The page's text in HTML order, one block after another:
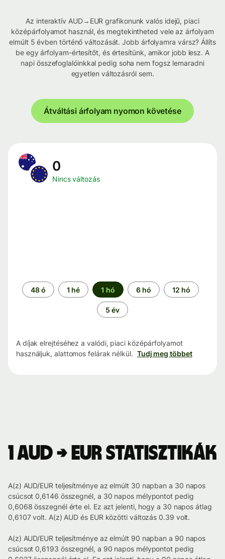
Az interaktív AUD→EUR grafikonunk valós idejű, piaci
középárfolyamot használ, és megtekintheted vele az árfolyam
elmúlt 5 évben történő változását. Jobb árfolyamra vársz? Állíts
be egy árfolyam-értesítőt, és értesítünk, amikor jobb lesz. A
napi összefoglalóinkkal pedig soha nem fogsz lemaradni
egyetlen változásról sem.
Átváltási árfolyam nyomon követése
0
Nincs változás
Időszak
48 ó 1 hé 1 hó 6 hó 12 hó
5 év
A díjak elrejtéséhez a valódi, piaci középárfolyamot
használjuk, alattomos felárak nélkül. Tudj meg többet
1 AUD → EUR statisztikák
A(z) AUD/EUR teljesítménye az elmúlt 30 napban a 30 napos
csúcsot 0,6146 összegnél, a 30 napos mélypontot pedig
0,6068 összegnél érte el. Ez azt jelenti, hogy a 30 napos átlag
0,6107 volt. A(z) AUD és EUR közötti változás 0.39 volt.
A(z) AUD/EUR teljesítménye az elmúlt 90 napban a 90 napos
csúcsot 0,6193 összegnél, a 90 napos mélypontot pedig